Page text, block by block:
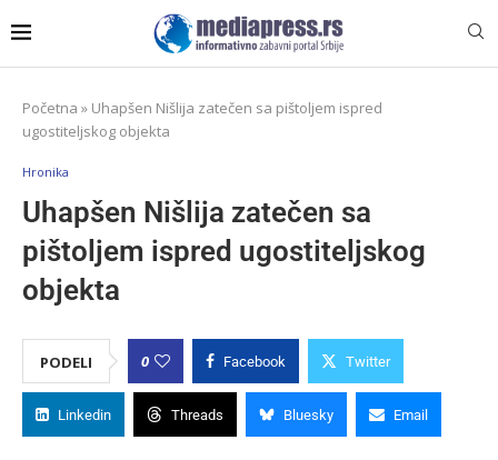
Početna » Uhapšen Nišlija zatečen sa pištolјem ispred
ugostitelјskog objekta
Hronika
Uhapšen Nišlija zatečen sa
pištolјem ispred ugostitelјskog
objekta
PODELI 0 Facebook Twitter
Linkedin Threads Bluesky Email